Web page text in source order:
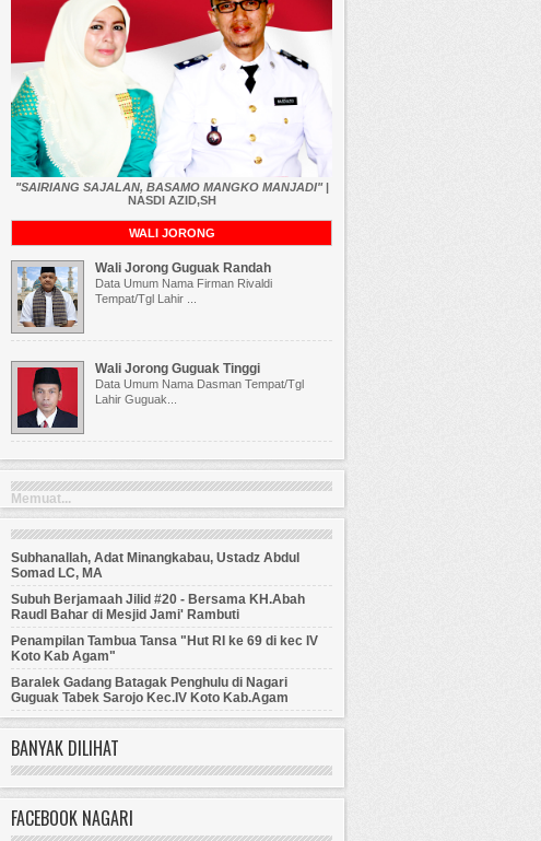
"SAIRIANG SAJALAN, BASAMO MANGKO MANJADI"|
NASDI AZID,SH
WALI JORONG
Wali Jorong Guguak Randah
Data Umum Nama Firman Rivaldi
Tempat/Tgl Lahir ...
Wali Jorong Guguak Tinggi
Data Umum Nama Dasman Tempat/Tgl
Lahir Guguak...
Memuat...
Subhanallah, Adat Minangkabau, Ustadz Abdul
Somad LC, MA
Subuh Berjamaah Jilid #20 - Bersama KH.Abah
Raudl Bahar di Mesjid Jami' Rambuti
Penampilan Tambua Tansa "Hut RI ke 69 di kec IV
Koto Kab Agam"
Baralek Gadang Batagak Penghulu di Nagari
Guguak Tabek Sarojo Kec.IV Koto Kab.Agam
BANYAK DILIHAT
FACEBOOK NAGARI